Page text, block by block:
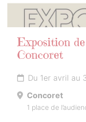
Exposition
Concoret
Du 1er avril au
Concoret
1 place de